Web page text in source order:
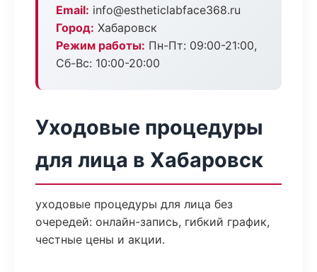
Email: info@estheticlabface368.ru
Город: Хабаровск
Режим работы: Пн-Пт: 09:00-21:00,
Сб-Вс: 10:00-20:00
Уходовые процедуры
для лица в Хабаровск
уходовые процедуры для лица без
очередей: онлайн-запись, гибкий график,
честные цены и акции.